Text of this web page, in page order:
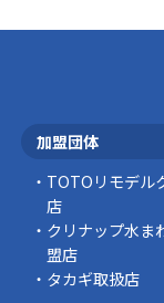
中に
加盟団体
TOTOリモデル
店
クリナップ水ま
盟店
タカギ取扱店